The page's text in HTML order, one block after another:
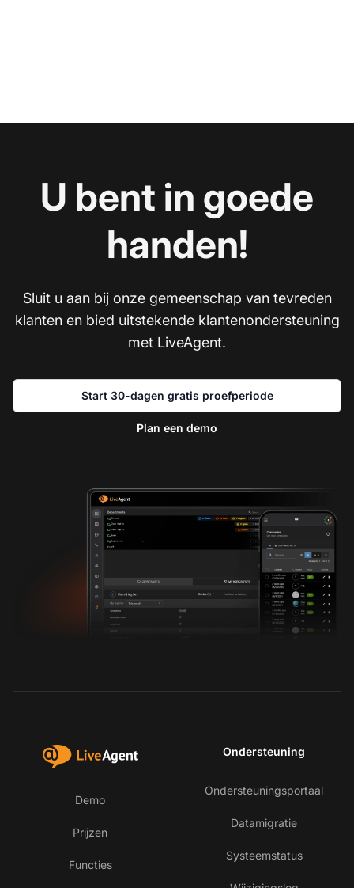
U bent in goede
handen!
Sluit u aan bij onze gemeenschap van tevreden
klanten en bied uitstekende klantenondersteuning
met LiveAgent.
Start 30-dagen gratis proefperiode
Plan een demo
Demo
Prijzen
Functies
Ondersteuning
Ondersteuningsportaal
Datamigratie
Systeemstatus